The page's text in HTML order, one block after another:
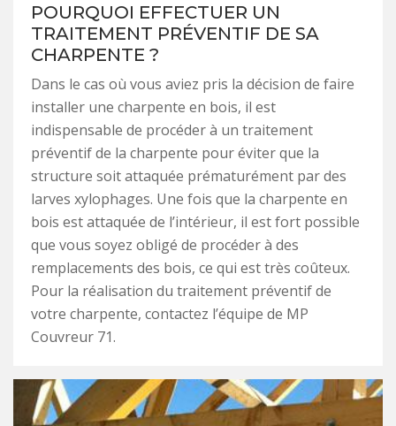
POURQUOI EFFECTUER UN
TRAITEMENT PRÉVENTIF DE SA
CHARPENTE ?
Dans le cas où vous aviez pris la décision de faire
installer une charpente en bois, il est
indispensable de procéder à un traitement
préventif de la charpente pour éviter que la
structure soit attaquée prématurément par des
larves xylophages. Une fois que la charpente en
bois est attaquée de l’intérieur, il est fort possible
que vous soyez obligé de procéder à des
remplacements des bois, ce qui est très coûteux.
Pour la réalisation du traitement préventif de
votre charpente, contactez l’équipe de MP
Couvreur 71.